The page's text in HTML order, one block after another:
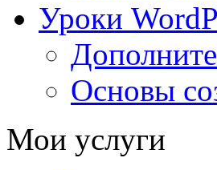
Уроки
Основы
Мои услуги